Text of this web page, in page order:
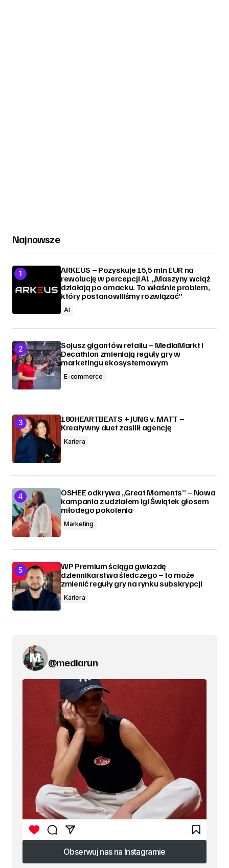
Najnowsze
ARKEUS – Pozyskuje 15,5 mln EUR na
rewolucję w percepcji AI. „Maszyny wciąż
działają po omacku. To właśnie problem,
który postanowiliśmy rozwiązać”
AI
Sojusz gigantów retailu – MediaMarkt i
Decathlon zmieniają reguły gry w
marketingu ekosystemowym
E-commerce
180HEARTBEATS + JUNG v. MATT –
Kreatywny duet zasilił agencję
Kariera
OSHEE odkrywa „Great Moments” – Nowa
kampania z udziałem Igi Świątek głosem
młodego pokolenia
Marketing
WP Premium ściąga gwiazdę
dziennikarstwa śledczego – to może
zmienić reguły gry na rynku subskrypcji
Kariera
@mediarun
Obserwuj nas na Instagramie